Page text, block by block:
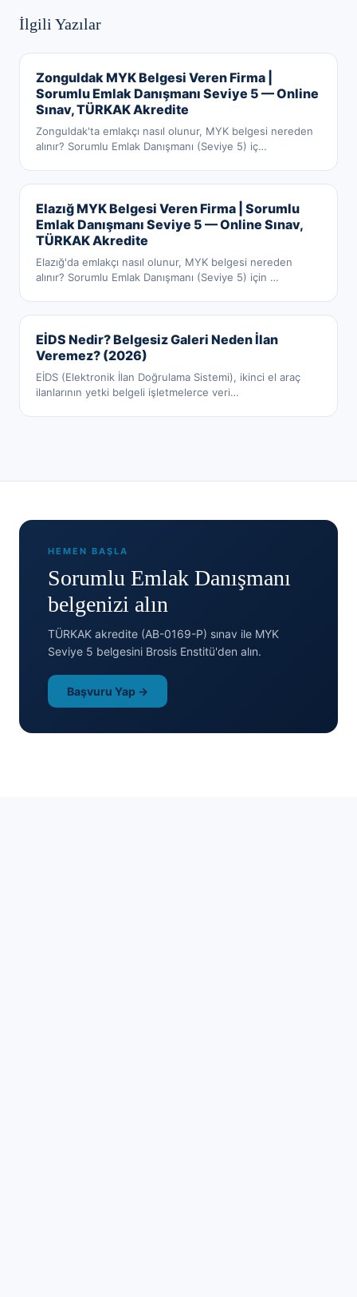
İlgili Yazılar
Zonguldak MYK Belgesi Veren Firma |
Sorumlu Emlak Danışmanı Seviye 5 — Online
Sınav, TÜRKAK Akredite
Zonguldak'ta emlakçı nasıl olunur, MYK belgesi nereden
alınır? Sorumlu Emlak Danışmanı (Seviye 5) iç…
Elazığ MYK Belgesi Veren Firma | Sorumlu
Emlak Danışmanı Seviye 5 — Online Sınav,
TÜRKAK Akredite
Elazığ'da emlakçı nasıl olunur, MYK belgesi nereden
alınır? Sorumlu Emlak Danışmanı (Seviye 5) için …
EİDS Nedir? Belgesiz Galeri Neden İlan
Veremez? (2026)
EİDS (Elektronik İlan Doğrulama Sistemi), ikinci el araç
ilanlarının yetki belgeli işletmelerce veri…
HEMEN BAŞLA
Sorumlu Emlak Danışmanı
belgenizi alın
TÜRKAK akredite (AB-0169-P) sınav ile MYK
Seviye 5 belgesini Brosis Enstitü'den alın.
Başvuru Yap →